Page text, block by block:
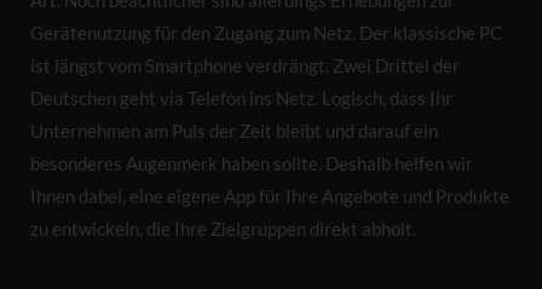
Gerätenutzung für den Zugang zum Netz. Der klassische PC
ist längst vom Smartphone verdrängt. Zwei Drittel der
Deutschen geht via Telefon ins Netz. Logisch, dass Ihr
Unternehmen am Puls der Zeit bleibt und darauf ein
besonderes Augenmerk haben sollte. Deshalb helfen wir
Ihnen dabei, eine eigene App für Ihre Angebote und Produkte
zu entwickeln, die Ihre Zielgruppen direkt abholt.